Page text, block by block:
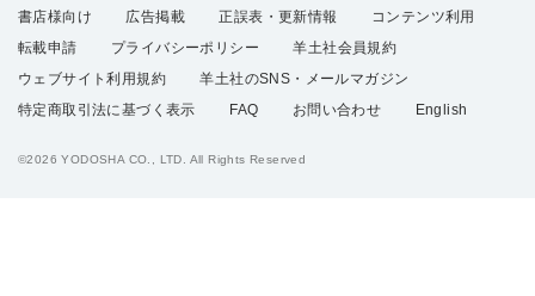
書店様向け
広告掲載 正誤表・更新情報
コンテンツ利用
転載申請
プライバシーポリシー
羊土社会員規約
ウェブサイト利用規約
羊土社のSNS・メールマガジン
特定商取引法に基づく表示
FAQ お問い合わせ English
©2026 YODOSHA CO., LTD. All Rights Reserved